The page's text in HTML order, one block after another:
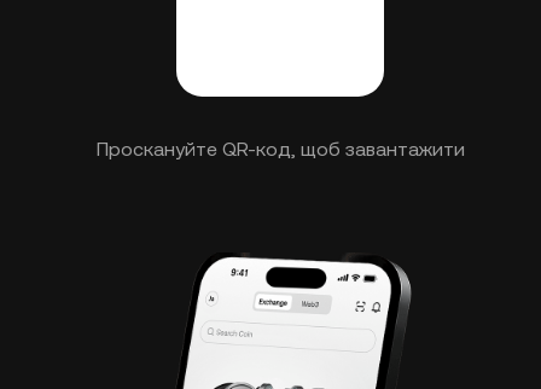
Проскануйте QR-код, щоб завантажити